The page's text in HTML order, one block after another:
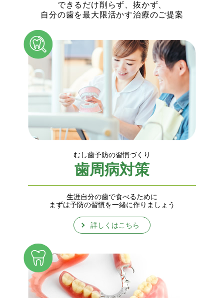
できるだけ削らず、抜かず、
自分の歯を最大限活かす治療のご提案
むし歯予防の習慣づくり
歯周病対策
生涯自分の歯で食べるために
まずは予防の習慣を一緒に作りましょう
詳しくはこちら